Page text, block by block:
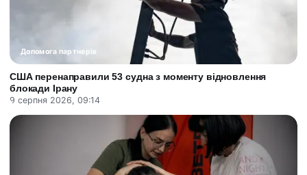
Допомога партнерів
США перенаправили 53 судна з моменту відновлення
блокади Ірану
9 серпня 2026, 09:14